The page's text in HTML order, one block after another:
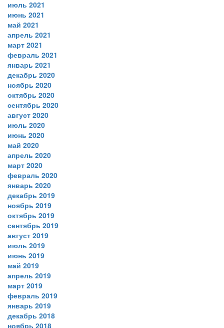
июль 2021
июнь 2021
май 2021
апрель 2021
март 2021
февраль 2021
январь 2021
декабрь 2020
ноябрь 2020
октябрь 2020
сентябрь 2020
август 2020
июль 2020
июнь 2020
май 2020
апрель 2020
март 2020
февраль 2020
январь 2020
декабрь 2019
ноябрь 2019
октябрь 2019
сентябрь 2019
август 2019
июль 2019
июнь 2019
май 2019
апрель 2019
март 2019
февраль 2019
январь 2019
декабрь 2018
ноябрь 2018